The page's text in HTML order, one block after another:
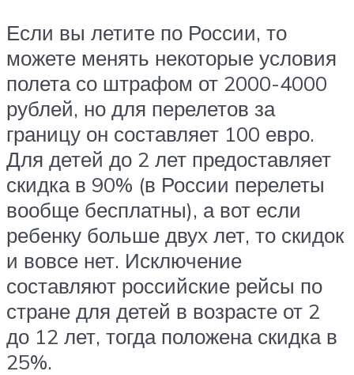
Если вы летите по России, то
можете менять некоторые условия
полета со штрафом от 2000-4000
рублей, но для перелетов за
границу он составляет 100 евро.
Для детей до 2 лет предоставляет
скидка в 90% (в России перелеты
вообще бесплатны), а вот если
ребенку больше двух лет, то скидок
и вовсе нет. Исключение
составляют российские рейсы по
стране для детей в возрасте от 2
до 12 лет, тогда положена скидка в
25%.